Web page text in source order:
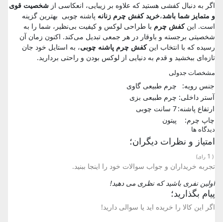
اگر به دنبال کفشی هستید که علاوه بر زیبایی، انعکاسی ازشخصیت قوی
و متمایز شما باشد،خرید کفش چرم زنانه پاشنه چوبی بهترین گزینه
است. اینکفش چرم با طراحی لوکس و کیفیت بی‌نظیر، شما را به
شخصیتی برجسته و باوقار در هر جمعی تبدیل می‌کند. اکنون زمان آن
رسیده که با انتخاب اینکفش چرم پاشنه چوبی، به استایل خود جان
تازه‌ای ببخشید و قدم به دنیایی از لوکس بودن و راحتی بردارید.
مشخصات جدولی
جنس رویه:
چرم طبیعی گاوی
آستر داخلی: چرم طبیعی بزی
ارتفاع پاشنه:7 سانت چوبی
چاپ چرم:
پیتون
دیدگاه ها
امتیاز و نظرات دیگران؛
(
1 رای)
تجربه خریداران و جواب سوالات خود را اینجا ببنید.
اولین نفری باشید که نظری می دهید!
پیام بگذارید؛
اگر این کالا را خریده اید یا سوالی دارید!